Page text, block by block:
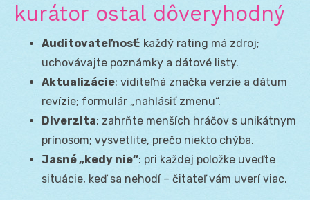
kurátor ostal dôveryhodný
Auditovateľnosť: každý rating má zdroj;
uchovávajte poznámky a dátové listy.
Aktualizácie: viditeľná značka verzie a dátum
revízie; formulár „nahlásiť zmenu“.
Diverzita: zahrňte menších hráčov s unikátnym
prínosom; vysvetlite, prečo niekto chýba.
Jasné „kedy nie“: pri každej položke uveďte
situácie, keď sa nehodí – čitateľ vám uverí viac.